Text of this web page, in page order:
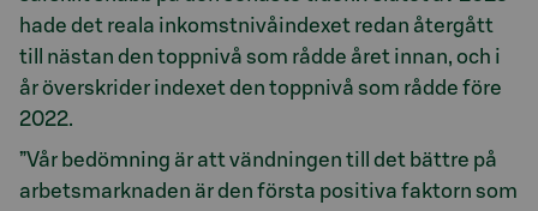
hade det reala inkomstnivåindexet redan återgått
till nästan den toppnivå som rådde året innan, och i
år överskrider indexet den toppnivå som rådde före
2022.
”Vår bedömning är att vändningen till det bättre på
arbetsmarknaden är den första positiva faktorn som